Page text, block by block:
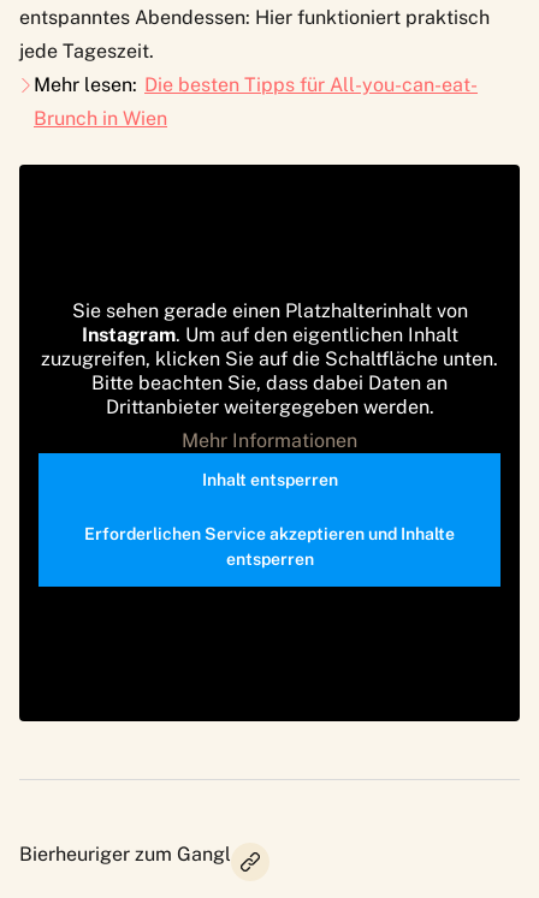
entspanntes Abendessen: Hier funktioniert praktisch
jede Tageszeit.
Mehr lesen: Die besten Tipps für All-you-can-eat-
Brunch in Wien
Sie sehen gerade einen Platzhalterinhalt von
Instagram. Um auf den eigentlichen Inhalt
zuzugreifen, klicken Sie auf die Schaltfläche unten.
Bitte beachten Sie, dass dabei Daten an
Drittanbieter weitergegeben werden.
Mehr Informationen
Inhalt entsperren
Erforderlichen Service akzeptieren und Inhalte
entsperren
Bierheuriger zum Gangl